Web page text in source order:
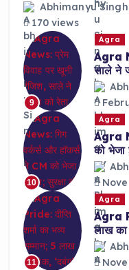
Abhimanyu Singh
170 views
9
Agra
Agra
साले ने
10
Agra
Agra
को भेजा
11
Agra
Agra
लाख का